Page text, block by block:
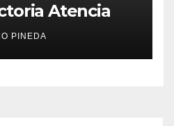
Atencia
PINEDA